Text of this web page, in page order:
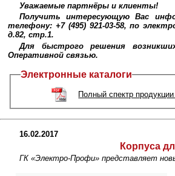
Уважаемые партнёры и клиенты!
Получить интересующую Вас
телефону: +7 (495) 921-03-58, по
д.82, стр.1.
Для быстрого решения
Оперативной связью.
Электронные каталоги
Полный спектр
16.02.2017
Корпуса
ГК «Электро-Профи» представляет